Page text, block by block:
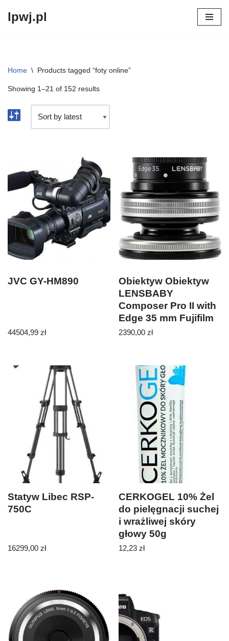
lpwj.pl
Home \ Products tagged “foty online”
Showing 1–21 of 152 results
JVC GY-HM890
44504,99 zł
Obiektyw Obiektyw
LENSBABY
Composer Pro II with
Edge 35 mm Fujifilm
X
2390,00zł
Statyw Libec RSP-
750C
16299,00 zł
CERKOGEL 10% Żel
do pielęgnacji suchej
i wrażliwej skóry
głowy 50g
12,23zł